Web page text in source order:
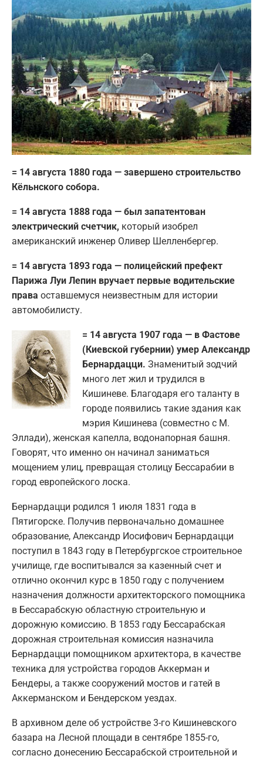
= 14 августа 1880 года — завершено строительство
Кёльнского собора.
= 14 августа 1888 года — был запатентован
электрический счетчик, который изобрел
американский инженер Оливер Шелленбергер.
= 14 августа 1893 года — полицейский префект
Парижа Луи Лепин вручает первые водительские
права оставшемуся неизвестным для истории
автомобилисту.
= 14 августа 1907 года — в Фастове
(Киевской губернии) умер Александр
Бернардацци. Знаменитый зодчий
много лет жил и трудился в
Кишиневе. Благодаря его таланту в
городе появились такие здания как
мэрия Кишинева (совместно с М.
Эллади), женская капелла, водонапорная башня.
Говорят, что именно он начинал заниматься
мощением улиц, превращая столицу Бессарабии в
город европейского лоска.
Бернардацци родился 1 июля 1831 года в
Пятигорске. Получив первоначально домашнее
образование, Александр Иосифович Бернардацци
поступил в 1843 году в Петербургское строительное
училище, где воспитывался за казенный счет и
отлично окончил курс в 1850 году с получением
назначения должности архитекторского помощника
в Бессарабскую областную строительную и
дорожную комиссию. В 1853 году Бессарабская
дорожная строительная комиссия назначила
Бернардацци помощником архитектора, в качестве
техника для устройства городов Аккерман и
Бендеры, а также сооружений мостов и гатей в
Аккерманском и Бендерском уездах.
В архивном деле об устройстве 3-го Кишиневского
базара на Лесной площади в сентябре 1855-го,
согласно донесению Бессарабской строительной и